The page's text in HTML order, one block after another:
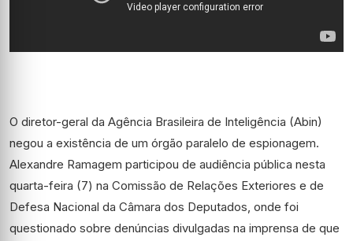
O diretor-geral da Agência Brasileira de Inteligência (Abin)
negou a existência de um órgão paralelo de espionagem.
Alexandre Ramagem participou de audiência pública nesta
quarta-feira (7) na Comissão de Relações Exteriores e de
Defesa Nacional da Câmara dos Deputados, onde foi
questionado sobre denúncias divulgadas na imprensa de que